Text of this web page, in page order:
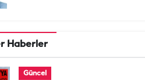
Haberler
Güncel